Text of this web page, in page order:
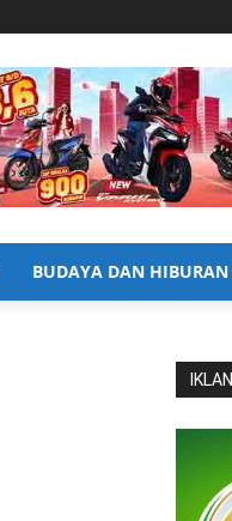
BUDAYA DAN HIBURAN
IKLAN